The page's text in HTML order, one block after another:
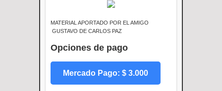
MATERIAL APORTADO POR EL AMIGO
GUSTAVO DE CARLOS PAZ
Opciones de pago
Mercado Pago: $ 3.000